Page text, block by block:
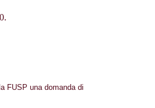
FUSP una domanda di